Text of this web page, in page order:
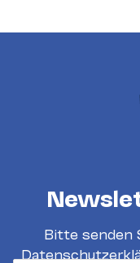
Bitte senden